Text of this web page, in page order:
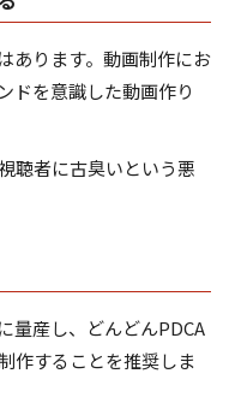
あります。動画制作にお
ドを意識した動画作り
聴者に古臭いという悪
量産し、どんどんPDCA
作することを推奨しま